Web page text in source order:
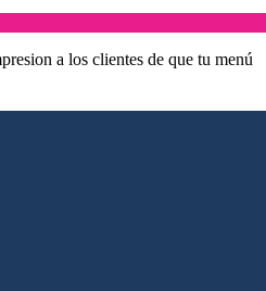
a los clientes de que tu menú